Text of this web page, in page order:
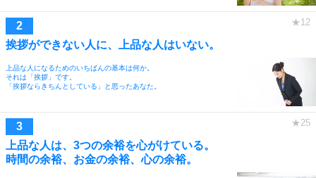
挨拶ができない人に、上品な人はいない。
上品な人になるためのいちばんの基本は何か。
それは「挨拶」です。
「挨拶ならきちんとしている」と思ったあなた。
上品な人は、3つの余裕を心がけている。
時間の余裕、お金の余裕、心の余裕。